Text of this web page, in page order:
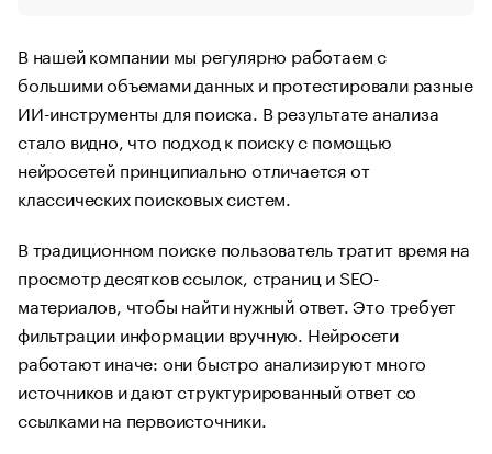
В нашей компании мы регулярно работаем с
большими объемами данных и протестировали разные
ИИ-инструменты для поиска. В результате анализа
стало видно, что подход к поиску с помощью
нейросетей принципиально отличается от
классических поисковых систем.
В традиционном поиске пользователь тратит время на
просмотр десятков ссылок, страниц и SEO-
материалов, чтобы найти нужный ответ. Это требует
фильтрации информации вручную. Нейросети
работают иначе: они быстро анализируют много
источников и дают структурированный ответ со
ссылками на первоисточники.